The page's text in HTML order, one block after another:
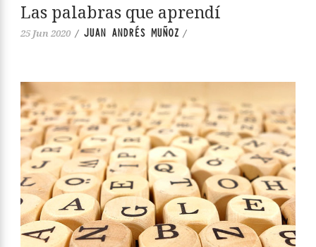
Las palabras que aprendí
25 Jun 2020 / JUAN ANDRÉS MUÑOZ /